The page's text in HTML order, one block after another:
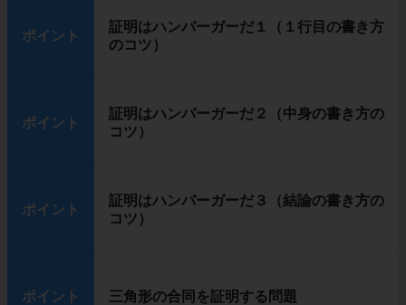
ポイント
証明はハンバーガーだ１（１行目の書き方
のコツ）
ポイント
証明はハンバーガーだ２（中身の書き方の
コツ）
ポイント
証明はハンバーガーだ３（結論の書き方の
コツ）
ポイント 三角形の合同を証明する問題